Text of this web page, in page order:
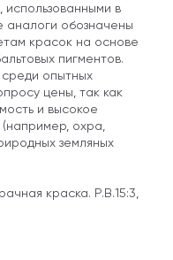
в
аналоги обозначены
красок на основе
пигментов.
опытных
цены, так как
и высокое
охра,
земляных
краска. P.B.15:3,